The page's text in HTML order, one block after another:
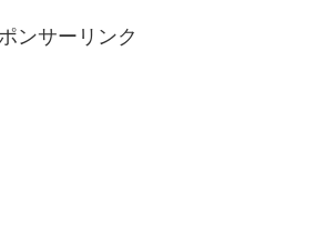
ンサーリンク